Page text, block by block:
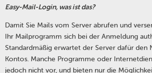
Easy-Mail-Login, was ist das?
Damit Sie Mails vom Server abrufen und
Ihr Mailprogramm sich bei der Anmeldung
Standardmäßig erwartet der Server dafür den
Kontos. Manche Programme oder
jedoch nicht vor, und bieten nur die